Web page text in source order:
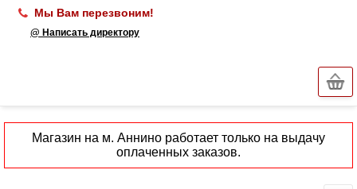
Мы Вам перезвоним!
@ Написать директору
Магазин на м. Аннино работает только на выдачу
оплаченных заказов.